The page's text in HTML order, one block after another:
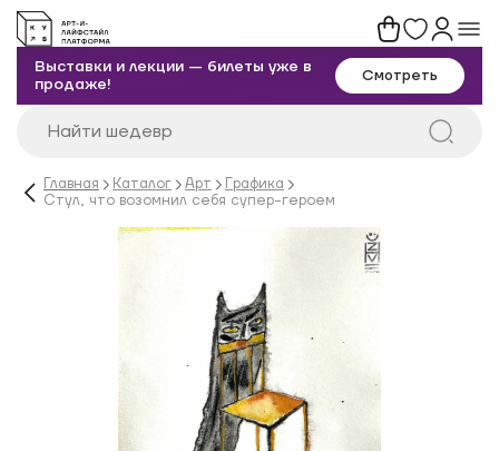
Выставки и лекции — билеты уже в
продаже!
Смотреть
Главная Каталог Арт
Графика
Стул, что возомнил себя супер-героем